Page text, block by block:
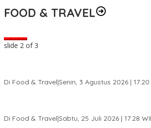
FOOD & TRAVEL
slide 2 of 3